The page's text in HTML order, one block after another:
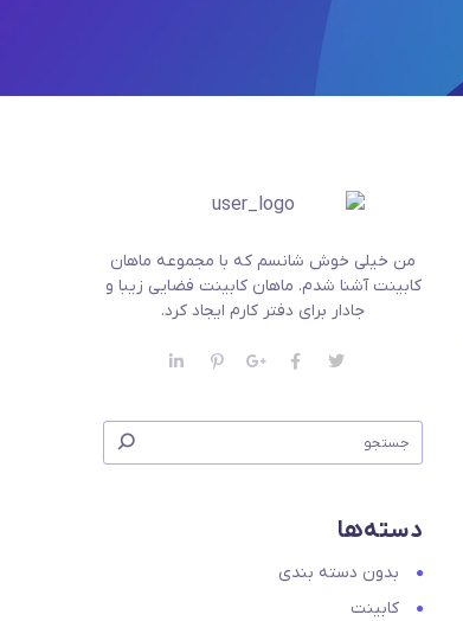
من خیلی خوش شانسم که با مجموعه ماهان
کابینت آشنا شدم. ماهان کابینت فضایی زیبا و
جادار برای دفتر کارم ایجاد کرد.
دسته‌ها
بدون دسته بندی
کابینت